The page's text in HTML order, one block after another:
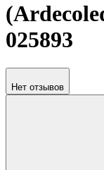
025893
Нет отзывов